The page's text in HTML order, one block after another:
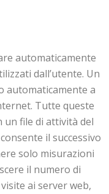
automaticamente
dall’utente. Un
automaticamente a
Tutte queste
file di attività del
il successivo
solo misurazioni
il numero di
ai server web,